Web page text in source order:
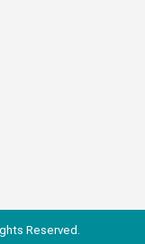
Reserved.